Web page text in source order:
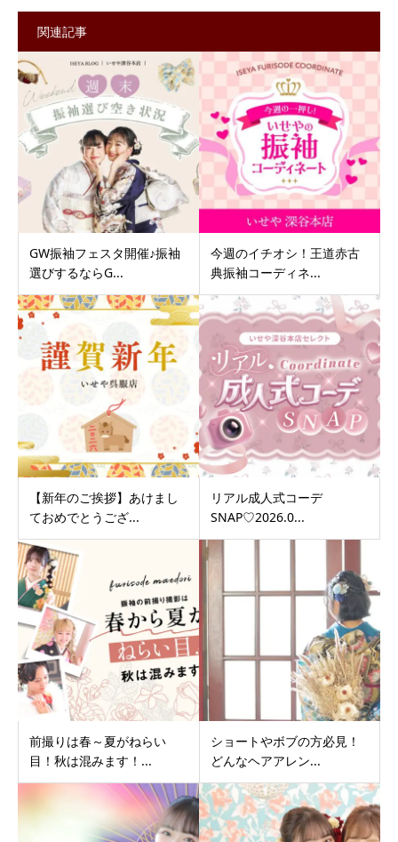
関連記事
GW振袖フェスタ開催♪振袖
選びするならG...
今週のイチオシ！王道赤古
典振袖コーディネ...
【新年のご挨拶】あけまし
ておめでとうござ...
リアル成人式コーデ
SNAP♡2026.0...
前撮りは春～夏がねらい
目！秋は混みます！...
ショートやボブの方必見！
どんなヘアアレン...